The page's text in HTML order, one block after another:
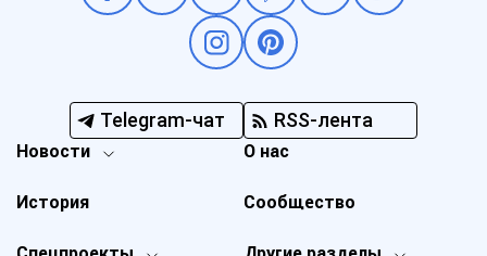
Telegram-чат RSS-лента
Новости
История
О нас
Сообщество